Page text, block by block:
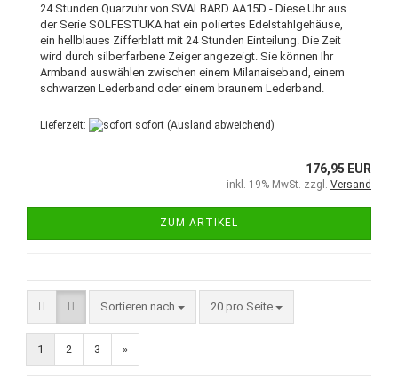
24 Stunden Quarzuhr von SVALBARD AA15D - Diese Uhr aus
der Serie SOLFESTUKA hat ein poliertes Edelstahlgehäuse,
ein hellblaues Zifferblatt mit 24 Stunden Einteilung. Die Zeit
wird durch silberfarbene Zeiger angezeigt. Sie können Ihr
Armband auswählen zwischen einem Milanaiseband, einem
schwarzen Lederband oder einem braunem Lederband.
Lieferzeit: sofort (Ausland abweichend)
176,95 EUR
inkl. 19% MwSt. zzgl. Versand
ZUM ARTIKEL
Sortieren nach 20 pro Seite
1 2 3 »